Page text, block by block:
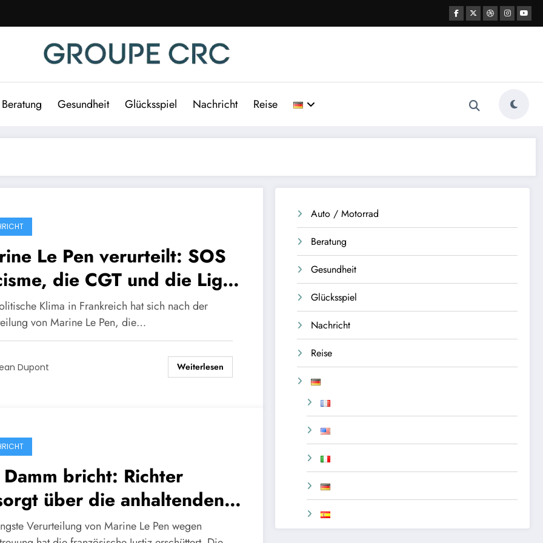
Beratung Gesundheit Glücksspiel Nachricht Reise
Le Pen verurteilt: SOS
die CGT und die Liga
schließen
am 12. April zu einer
zusammen, um
zu
Klima in Frankreich hat sich nach der
von Marine Le Pen, die…
Dupont Weiterlesen
bricht: Richter
über die anhaltenden
auf die Justiz nach der
Verurteilung von Marine Le Pen wegen
Auto / Motorrad
Beratung
Gesundheit
Glücksspiel
Nachricht
Reise